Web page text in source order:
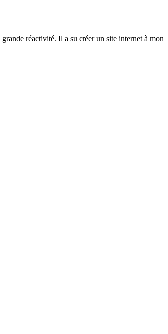
réactivité. Il a su créer un site internet à mon